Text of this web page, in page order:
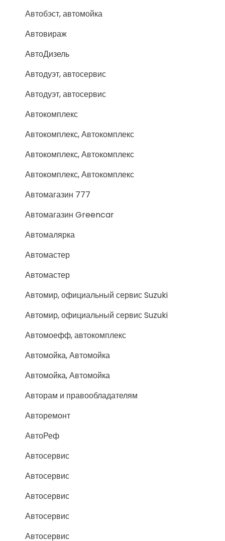
Автобэст, автомойка
Автовираж
АвтоДизель
Автодуэт, автосервис
Автодуэт, автосервис
Автокомплекс
Автокомплекс, Автокомплекс
Автокомплекс, Автокомплекс
Автокомплекс, Автокомплекс
Автомагазин 777
Автомагазин Greencar
Автомалярка
Автомастер
Автомастер
Автомир, официальный сервис Suzuki
Автомир, официальный сервис Suzuki
Автомоефф, автокомплекс
Автомойка, Автомойка
Автомойка, Автомойка
Авторам и правообладателям
Авторемонт
АвтоРеф
Автосервис
Автосервис
Автосервис
Автосервис
Автосервис